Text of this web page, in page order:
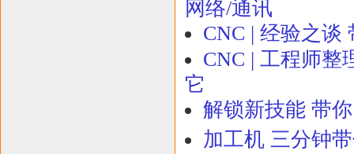
网络/通讯
CNC | 经验之谈
CNC | 工程师整
它
解锁新技能 带
加工机 三分钟